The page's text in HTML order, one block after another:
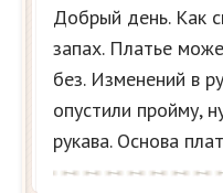
Добрый день. Как
запах. Платье
без. Изменений в
опустили пройму,
рукава. Основа